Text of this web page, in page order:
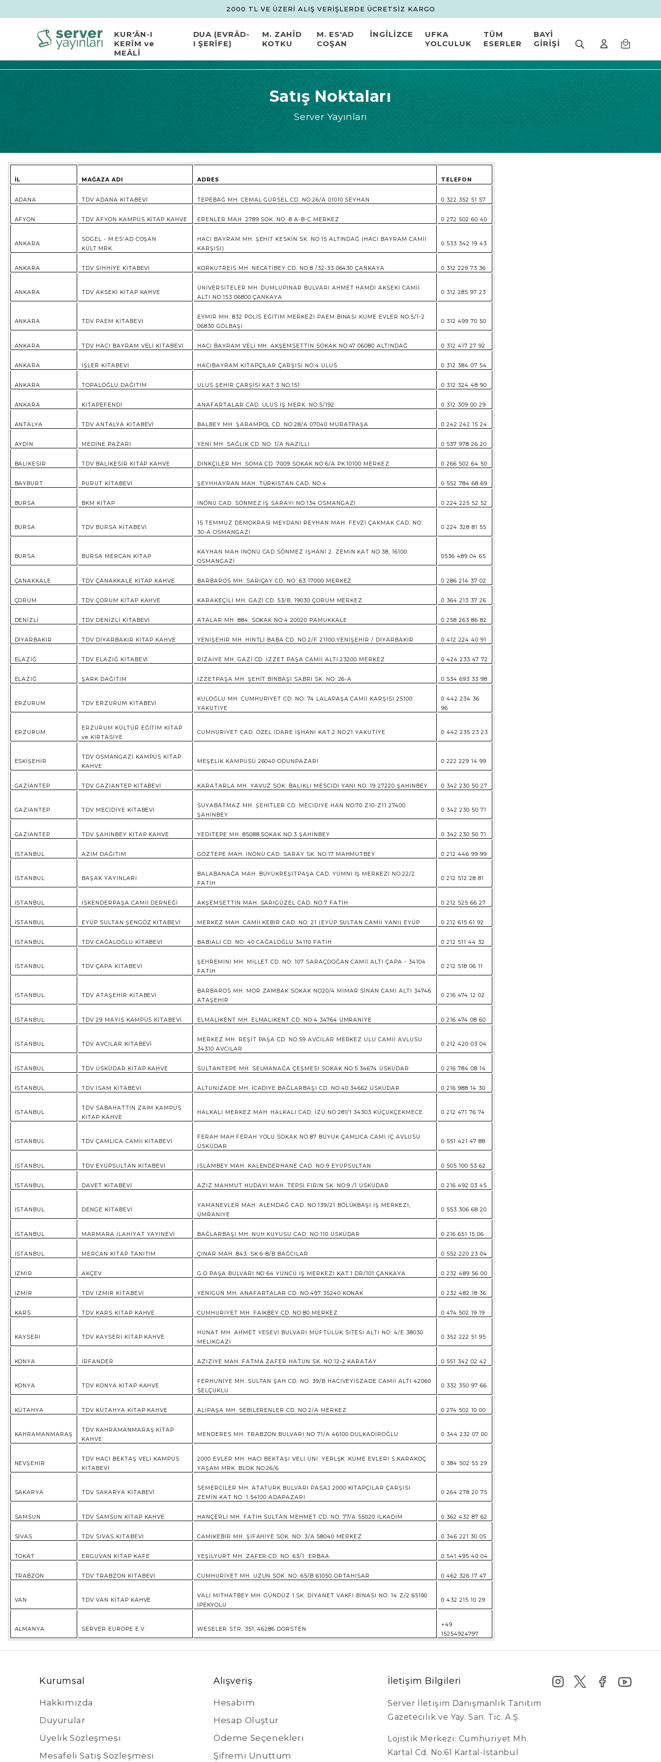
2000 TL VE ÜZERİ ALIŞ VERİŞLERDE ÜCRETSİZ KARGO
KUR'ÂN-I
KERÎM ve
MEÂLİ
DUA (EVRÂD-
I ŞERÎFE)
M. ZAHİD
KOTKU
M. ES'AD
COŞAN
İNGİLİZCE
UFKA
YOLCULUK
TÜM
ESERLER
BAYİ
GİRİŞİ
Satış Noktaları
Server Yayınları
İL MAĞAZA ADI ADRES TELEFON
ADANA TDV ADANA KİTABEVİ TEPEBAĞ MH. CEMAL GÜRSEL CD. NO:26/A 01010 SEYHAN 0 322 352 51 57
AFYON TDV AFYON KAMPÜS KİTAP KAHVE ERENLER MAH. 2789 SOK. NO: 8 A-B-C MERKEZ 0 272 502 60 40
ANKARA
SOGEL - M.ES'AD COŞAN
KÜLT.MRK.
HACI BAYRAM MH. ŞEHİT KESKİN SK. NO:15 ALTINDAĞ (HACI BAYRAM CAMİİ
KARŞISI)
0 533 342 19 43
ANKARA TDV SIHHİYE KİTABEVİ KORKUTREİS MH. NECATİBEY CD. NO:8 /32-33 06430 ÇANKAYA 0 312 229 73 36
ANKARA TDV AKSEKİ KİTAP KAHVE
ÜNİVERSİTELER MH. DUMLUPINAR BULVARI AHMET HAMDİ AKSEKİ CAMİİ
ALTI NO:153 06800 ÇANKAYA
0 312 285 97 23
ANKARA TDV PAEM KİTABEVİ
EYMİR MH. 832 POLİS EĞİTİM MERKEZİ PAEM BİNASI KÜME EVLER NO:5/1-2
06830 GÖLBAŞI
0 312 499 70 50
ANKARA TDV HACI BAYRAM VELİ KİTABEVİ HACI BAYRAM VELİ MH. AKŞEMSETTİN SOKAK NO:47 06080 ALTINDAĞ 0 312 417 27 92
ANKARA İŞLER KİTABEVİ HACIBAYRAM KİTAPÇILAR ÇARŞISI NO:4 ULUS 0 312 384 07 54
ANKARA TOPALOĞLU DAĞITIM ULUS ŞEHİR ÇARŞISI KAT:3 NO:151 0 312 324 48 90
ANKARA KİTAPEFENDİ ANAFARTALAR CAD. ULUS İŞ MERK. NO:5/192 0 312 309 00 29
ANTALYA TDV ANTALYA KİTABEVİ BALBEY MH. ŞARAMPOL CD. NO:28/A 07040 MURATPAŞA 0 242 242 15 24
AYDIN MEDİNE PAZARI YENİ MH. SAĞLIK CD. NO: 1/A NAZİLLİ 0 537 978 26 20
BALIKESİR TDV BALIKESİR KİTAP KAHVE DİNKÇİLER MH. SOMA CD. 7009 SOKAK NO:6/A PK.10100 MERKEZ 0 266 502 64 50
BAYBURT PURUT KİTABEVİ ŞEYHHAYRAN MAH. TÜRKİSTAN CAD. NO:4 0 552 784 68 69
BURSA BKM KİTAP İNÖNÜ CAD. SÖNMEZ İŞ SARAYI NO:134 OSMANGAZİ 0 224 225 52 52
BURSA TDV BURSA KİTABEVİ
15 TEMMUZ DEMOKRASİ MEYDANI REYHAN MAH. FEVZİ ÇAKMAK CAD. NO:
30-A OSMANGAZİ
0 224 328 81 55
BURSA BURSA MERCAN KİTAP
KAYHAN MAH İNÖNÜ CAD SÖNMEZ İŞHANI 2. ZEMİN KAT NO:38, 16100
OSMANGAZİ
0536 489 04 65
ÇANAKKALE TDV ÇANAKKALE KİTAP KAHVE BARBAROS MH. SARIÇAY CD. NO: 63 17000 MERKEZ 0 286 214 37 02
ÇORUM TDV ÇORUM KİTAP KAHVE KARAKEÇİLİ MH. GAZİ CD. 53/B, 19030 ÇORUM MERKEZ 0 364 213 37 26
DENİZLİ TDV DENİZLİ KİTABEVİ ATALAR MH. 884. SOKAK NO:4 20020 PAMUKKALE 0 258 263 86 82
DİYARBAKIR TDV DİYARBAKIR KİTAP KAHVE YENİŞEHİR MH. HİNTLİ BABA CD. NO:2/F 21100 YENİŞEHİR / DİYARBAKIR 0 412 224 40 91
ELAZIĞ TDV ELAZIĞ KİTABEVİ RIZAİYE MH. GAZİ CD. İZZET PAŞA CAMİİ ALTI 23200 MERKEZ 0 424 233 47 72
ELAZIĞ ŞARK DAĞITIM İZZETPAŞA MH. ŞEHİT BİNBAŞI SABRİ SK. NO: 26-A 0 534 693 33 98
ERZURUM TDV ERZURUM KİTABEVİ
KULOĞLU MH. CUMHURİYET CD. NO: 74 LALAPAŞA CAMİİ KARŞISI 25100
YAKUTİYE
0 442 234 36
96
ERZURUM
ERZURUM KÜLTÜR EĞİTİM KİTAP
ve KIRTASİYE
CUMHURİYET CAD. ÖZEL İDARE İŞHANI KAT:2 NO:21 YAKUTİYE 0 442 235 23 23
ESKİŞEHİR
TDV OSMANGAZİ KAMPÜS KİTAP
KAHVE
MEŞELİK KAMPÜSÜ 26040 ODUNPAZARI 0 222 229 14 99
GAZİANTEP TDV GAZİANTEP KİTABEVİ KARATARLA MH. YAVUZ SOK. BALIKLI MESCİDİ YANI NO: 19 27220 ŞAHİNBEY 0 342 230 50 27
GAZİANTEP TDV MECİDİYE KİTABEVİ
SUYABATMAZ MH. ŞEHİTLER CD. MECİDİYE HAN NO:70 Z10-Z11 27400
ŞAHİNBEY
0 342 230 50 71
GAZİANTEP TDV ŞAHİNBEY KİTAP KAHVE YEDİTEPE MH. 85088.SOKAK NO:3 ŞAHİNBEY 0 342 230 50 71
İSTANBUL AZİM DAĞITIM GÖZTEPE MAH. İNÖNÜ CAD. SARAY SK. NO:17 MAHMUTBEY 0 212 446 99 99
İSTANBUL BAŞAK YAYINLARI
BALABANAĞA MAH. BÜYÜKREŞİTPAŞA CAD. YÜMNİ İŞ MERKEZİ NO:22/2
FATİH
0 212 512 28 81
İSTANBUL İSKENDERPAŞA CAMİİ DERNEĞİ AKŞEMSETTİN MAH. SARIGÜZEL CAD. NO:7 FATİH 0 212 525 66 27
İSTANBUL EYÜP SULTAN ŞENGÖZ KİTABEVİ MERKEZ MAH. CAMİİ KEBİR CAD. NO: 21 (EYÜP SULTAN CAMİİ YANI) EYÜP 0 212 615 61 92
İSTANBUL TDV CAĞALOĞLU KİTABEVİ BABIALİ CD. NO: 40 CAĞALOĞLU 34110 FATİH 0 212 511 44 32
İSTANBUL TDV ÇAPA KİTABEVİ
ŞEHREMİNİ MH. MİLLET CD. NO: 107 SARAÇDOĞAN CAMİİ ALTI ÇAPA - 34104
FATİH
0 212 518 06 11
İSTANBUL TDV ATAŞEHİR KİTABEVİ
BARBAROS MH. MOR ZAMBAK SOKAK NO20/4 MİMAR SİNAN CAMİ ALTI 34746
ATAŞEHİR
0 216 474 12 02
İSTANBUL TDV 29 MAYIS KAMPÜS KİTABEVİ ELMALIKENT MH. ELMALIKENT CD. NO:4 34764 ÜMRANİYE 0 216 474 08 60
İSTANBUL TDV AVCILAR KİTABEVİ
MERKEZ MH. REŞİT PAŞA CD. NO:59 AVCILAR MERKEZ ULU CAMİİ AVLUSU
34310 AVCILAR
0 212 420 03 04
İSTANBUL TDV ÜSKÜDAR KİTAP KAHVE SULTANTEPE MH. SELMANAĞA ÇEŞMESİ SOKAK NO:5 34674 ÜSKÜDAR 0 216 784 08 14
İSTANBUL TDV İSAM KİTABEVİ ALTUNİZADE MH. İCADİYE BAĞLARBAŞI CD. NO:40 34662 ÜSKÜDAR 0 216 988 14 30
İSTANBUL
TDV SABAHATTİN ZAİM KAMPÜS
KİTAP KAHVE
HALKALI MERKEZ MAH. HALKALI CAD. İZÜ NO:281/1 34303 KÜÇÜKÇEKMECE 0 212 471 76 74
İSTANBUL TDV ÇAMLICA CAMİİ KİTABEVİ
FERAH MAH.FERAH YOLU SOKAK NO.87 BÜYÜK ÇAMLICA CAMİ İÇ AVLUSU
ÜSKÜDAR
0 551 421 47 88
İSTANBUL TDV EYÜPSULTAN KİTABEVİ İSLAMBEY MAH. KALENDERHANE CAD. NO:9 EYÜPSULTAN 0 505 100 53 62
İSTANBUL DAVET KİTABEVİ AZİZ MAHMUT HUDAYİ MAH. TEPSİ FIRIN SK. NO:9 /1 ÜSKÜDAR 0 216 492 03 45
İSTANBUL DENGE KİTABEVİ
YAMANEVLER MAH. ALEMDAĞ CAD. NO:139/21 BÖLÜKBAŞI İŞ MERKEZİ,
ÜMRANİYE
0 553 306 68 20
İSTANBUL MARMARA İLAHİYAT YAYINEVİ BAĞLARBAŞI MH. NUH KUYUSU CAD. NO:110 ÜSKÜDAR 0 216 651 15 06
İSTANBUL MERCAN KİTAP TANITIM ÇINAR MAH. 843. SK 6-8/B BAĞCILAR 0 552 220 23 04
İZMİR AKÇEV G.O PAŞA BULVARI NO 64 YÜNCÜ İŞ MERKEZİ KAT.1 DR/101 ÇANKAYA 0 232 489 56 00
İZMİR TDV İZMİR KİTABEVİ YENİGÜN MH. ANAFARTALAR CD. NO:497 35240 KONAK 0 232 482 18 36
KARS TDV KARS KİTAP KAHVE CUMHURİYET MH. FAİKBEY CD. NO:80 MERKEZ 0 474 502 19 19
KAYSERİ TDV KAYSERİ KİTAP KAHVE
HUNAT MH. AHMET YESEVİ BULVARI MÜFTÜLÜK SİTESİ ALTI NO: 4/E 38030
MELİKGAZİ
0 352 222 51 95
KONYA İRFANDER AZİZİYE MAH. FATMA ZAFER HATUN SK. NO:12-2 KARATAY 0 551 342 02 42
KONYA TDV KONYA KİTAP KAHVE
FERHUNİYE MH. SULTAN ŞAH CD. NO: 39/B HACIVEYİSZADE CAMİİ ALTI 42060
SELÇUKLU
0 332 350 97 66
KÜTAHYA TDV KÜTAHYA KİTAP KAHVE ALİPAŞA MH. SEBİLERENLER CD. NO:2/A MERKEZ 0 274 502 10 00
KAHRAMANMARAŞ
TDV KAHRAMANMARAŞ KİTAP
KAHVE
MENDERES MH. TRABZON BULVARI NO 71/A 46100 DULKADİROĞLU 0 344 232 07 00
NEVŞEHİR
TDV HACI BEKTAŞ VELİ KAMPÜS
KİTABEVİ
2000 EVLER MH. HACI BEKTAŞI VELİ ÜNİ. YERLŞK. KÜME EVLERİ S.KARAKOÇ
YAŞAM MRK. BLOK NO:26/6
0 384 502 55 29
SAKARYA TDV SAKARYA KİTABEVİ
SEMERCİLER MH. ATATÜRK BULVARI PASAJ 2000 KİTAPÇILAR ÇARŞISI
ZEMİN KAT NO: 1 54100 ADAPAZARI
0 264 278 20 75
SAMSUN TDV SAMSUN KİTAP KAHVE HANÇERLİ MH. FATİH SULTAN MEHMET CD. NO: 77/A 55020 İLKADIM 0 362 432 87 62
SİVAS TDV SİVAS KİTABEVİ CAMİKEBİR MH. ŞİFAHİYE SOK. NO: 3/A 58040 MERKEZ 0 346 221 30 05
TOKAT ERGUVAN KİTAP KAFE YEŞİLYURT MH. ZAFER CD. NO: 63/1 ERBAA 0 541 495 40 04
TRABZON TDV TRABZON KİTABEVİ CUMHURİYET MH. UZUN SOK. NO: 65/B 61050 ORTAHİSAR 0 462 326 17 47
VAN TDV VAN KİTAP KAHVE
VALİ MİTHATBEY MH. GÜNDÜZ 1.SK. DİYANET VAKFI BİNASI NO: 14 Z/2 65100
İPEKYOLU
0 432 215 10 29
ALMANYA SERVER EUROPE E.V. WESELER STR. 351, 46286 DORSTEN
+49
15254924797
Kurumsal
Hakkımızda
Duyurular
Üyelik Sözleşmesi
Mesafeli Satış Sözleşmesi
Alışveriş
Hesabım
Hesap Oluştur
Ödeme Seçenekleri
Şifremi Unuttum
İletişim Bilgileri
Server İletişim Danışmanlık Tanıtım
Gazetecilik ve Yay. San. Tic. A.Ş.
Lojistik Merkezi: Cumhuriyet Mh.
Kartal Cd. No:61 Kartal-İstanbul